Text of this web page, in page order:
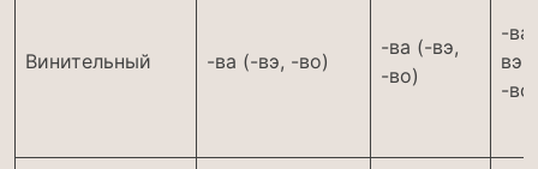
Винительный -ва (-вэ, -во)
-ва (-вэ,
-во)
-ва
вэ,
-во)